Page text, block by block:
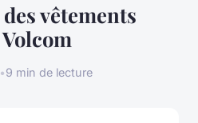
vêtements
•9 min de lecture